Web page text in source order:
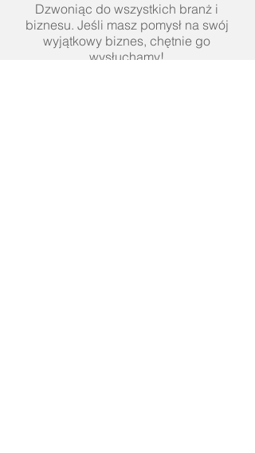
Dzwoniąc do wszystkich branż i
biznesu. Jeśli masz pomysł na swój
wyjątkowy biznes, chętnie go
wysłuchamy!